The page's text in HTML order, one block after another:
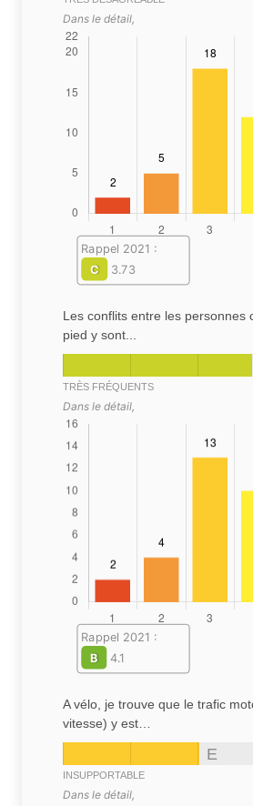
Dans le détail,
Rappel 2021 :
C
3.73
Les conflits entre les personnes
pied y sont...
TRÈS FRÉQUENTS
Dans le détail,
Rappel 2021 :
B
4.1
A vélo, je trouve que le trafic
vitesse) y est…
E
INSUPPORTABLE
Dans le détail,